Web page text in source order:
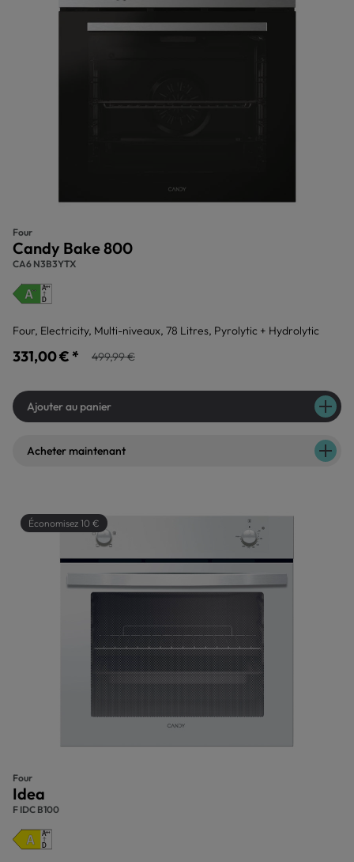
Four
Candy Bake 800
CA6 N3B3YTX
Four, Electricity, Multi-niveaux, 78 Litres, Pyrolytic + Hydrolytic
331,00 € * 499,99 €
Ajouter au panier
Acheter maintenant
Économisez 10 €
Four
Idea
F IDC B100